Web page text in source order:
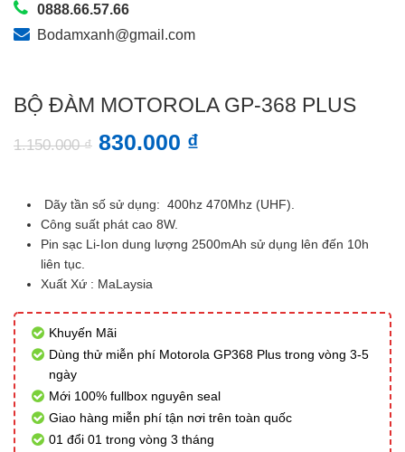
0888.66.57.66
Bodamxanh@gmail.com
BỘ ĐÀM MOTOROLA GP-368 PLUS
1.150.000₫ 830.000 ₫
Dãy tần số sử dụng: 400hz 470Mhz (UHF).
Công suất phát cao 8W.
Pin sạc Li-Ion dung lượng 2500mAh sử dụng lên đến 10h
liên tục.
Xuất Xứ : MaLaysia
Khuyến Mãi
Dùng thử miễn phí Motorola GP368 Plus trong vòng 3-5
ngày
Mới 100% fullbox nguyên seal
Giao hàng miễn phí tận nơi trên toàn quốc
01 đổi 01 trong vòng 3 tháng